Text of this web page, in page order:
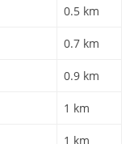
0.5 km
0.7 km
0.9 km
1 km
1 km